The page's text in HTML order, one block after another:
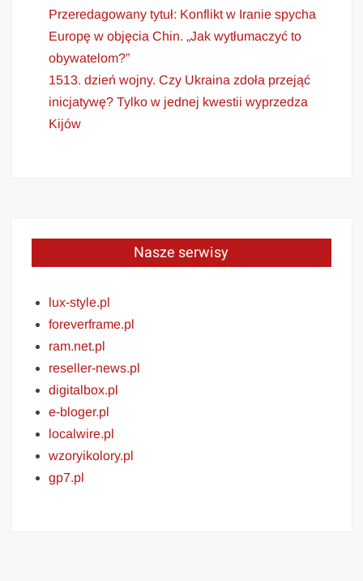
Przeredagowany tytuł: Konflikt w Iranie spycha
Europę w objęcia Chin. „Jak wytłumaczyć to
obywatelom?”
1513. dzień wojny. Czy Ukraina zdoła przejąć
inicjatywę? Tylko w jednej kwestii wyprzedza
Kijów
Nasze serwisy
lux-style.pl
foreverframe.pl
ram.net.pl
reseller-news.pl
digitalbox.pl
e-bloger.pl
localwire.pl
wzoryikolory.pl
gp7.pl